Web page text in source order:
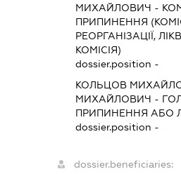
МИХАЙЛОВИЧ -
ПРИПИНЕННЯ
РЕОРГАНІЗАЦІЇ,
КОМІСІЯ)
dossier.position -
КОЛЬЦОВ
МИХАЙЛОВИЧ -
ПРИПИНЕННЯ АБО
dossier.position -
dossier.beneficiaries: